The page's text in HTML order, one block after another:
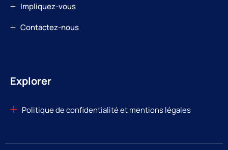
Impliquez-vous
Contactez-nous
Explorer
Politique de confidentialité et mentions légales